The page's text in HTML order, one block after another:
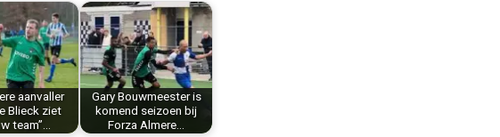
aanvaller
Blieck ziet
team”…
Gary Bouwmeester is
komend seizoen bij
Forza Almere…